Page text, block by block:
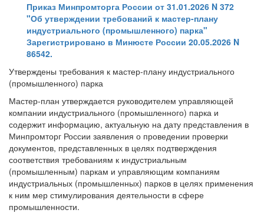
Приказ Минпромторга России от 31.01.2026 N 372
"Об утверждении требований к мастер-плану
индустриального (промышленного) парка"
Зарегистрировано в Минюсте России 20.05.2026 N
86542.
Утверждены требования к мастер-плану индустриального
(промышленного) парка
Мастер-план утверждается руководителем управляющей
компании индустриального (промышленного) парка и
содержит информацию, актуальную на дату представления в
Минпромторг России заявления о проведении проверки
документов, представленных в целях подтверждения
соответствия требованиям к индустриальным
(промышленным) паркам и управляющим компаниям
индустриальных (промышленных) парков в целях применения
к ним мер стимулирования деятельности в сфере
промышленности.